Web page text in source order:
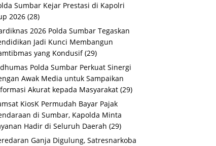
Sumbar Kejar Prestasi di Kapolri
2026 (28)
2026 Polda Sumbar Tegaskan
Jadi Kunci Membangun
yang Kondusif (29)
Polda Sumbar Perkuat Sinergi
Awak Media untuk Sampaikan
Akurat kepada Masyarakat (29)
KiosK Permudah Bayar Pajak
di Sumbar, Kapolda Minta
Hadir di Seluruh Daerah (29)
Ganja Digulung, Satresnarkoba